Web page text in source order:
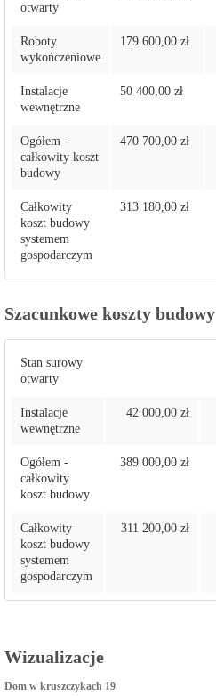
otwarty
Roboty
wykończeniowe
179 600,00 zł
Instalacje
wewnętrzne
50 400,00 zł
Ogółem -
całkowity koszt
budowy
470 700,00 zł
Całkowity
koszt budowy
systemem
gospodarczym
313 180,00 zł
Szacunkowe koszty budowy
Stan surowy
otwarty
Instalacje
wewnętrzne
42 000,00 zł
Ogółem -
całkowity
koszt budowy
389 000,00 zł
Całkowity
koszt budowy
systemem
gospodarczym
311 200,00 zł
Wizualizacje
Dom w kruszczykach 19